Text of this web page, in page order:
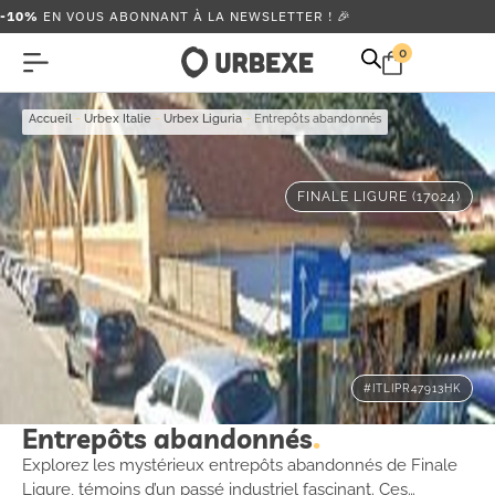
-10% EN VOUS ABONNANT À LA NEWSLETTER ! 🎉
0
Accueil - Urbex Italie - Urbex Liguria - Entrepôts abandonnés
FINALE LIGURE (17024)
#ITLIPR47913HK
Entrepôts abandonnés
Explorez les mystérieux entrepôts abandonnés de Finale
Ligure, témoins d’un passé industriel fascinant. Ces